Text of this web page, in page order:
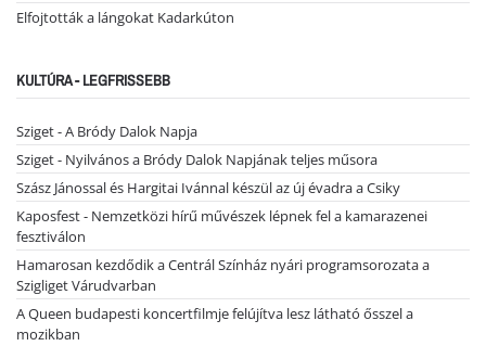
Elfojtották a lángokat Kadarkúton
KULTÚRA - LEGFRISSEBB
Sziget - A Bródy Dalok Napja
Sziget - Nyilvános a Bródy Dalok Napjának teljes műsora
Szász Jánossal és Hargitai Ivánnal készül az új évadra a Csiky
Kaposfest - Nemzetközi hírű művészek lépnek fel a kamarazenei
fesztiválon
Hamarosan kezdődik a Centrál Színház nyári programsorozata a
Szigliget Várudvarban
A Queen budapesti koncertfilmje felújítva lesz látható ősszel a
mozikban